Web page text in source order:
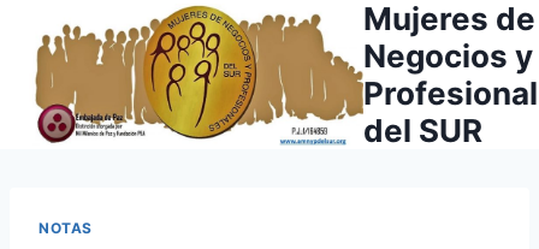
contenido
Mujeres de
Negocios y
del SUR
NOTAS